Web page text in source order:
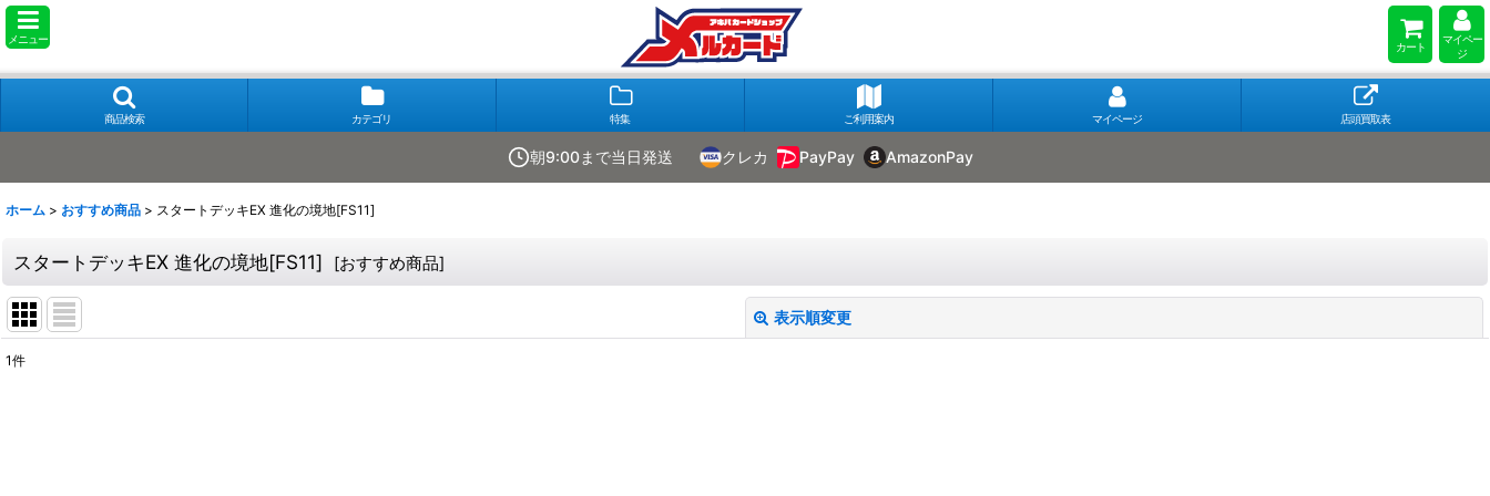
メニュー
カート
マイペー
ジ
商品検索 カテゴリ 特集 ご利用案内 マイページ 店頭買取表
朝9:00まで当日発送 クレカ PayPay AmazonPay
ホーム > おすすめ商品 > スタートデッキEX 進化の境地[FS11]
スタートデッキEX 進化の境地[FS11] [おすすめ商品]
表示順変更
1件